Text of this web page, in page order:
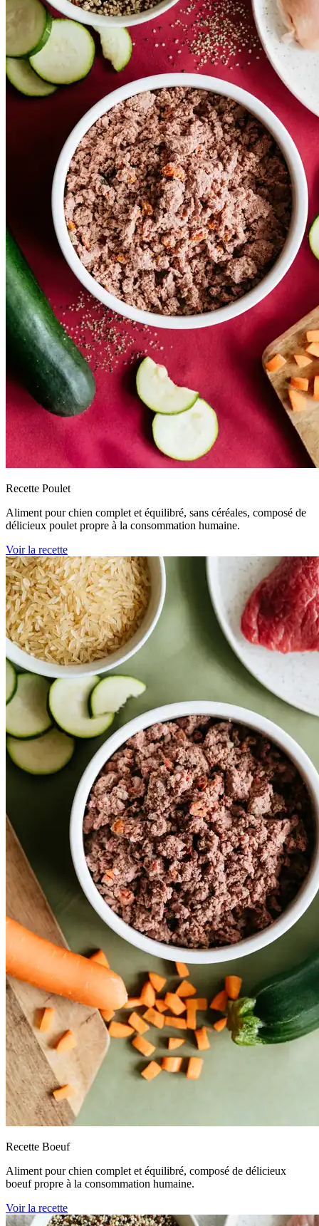
Recette Poulet
Aliment pour chien complet et équilibré, sans céréales, composé de
délicieux poulet propre à la consommation humaine.
Voir la recette
Recette Boeuf
Aliment pour chien complet et équilibré, composé de délicieux
boeuf propre à la consommation humaine.
Voir la recette